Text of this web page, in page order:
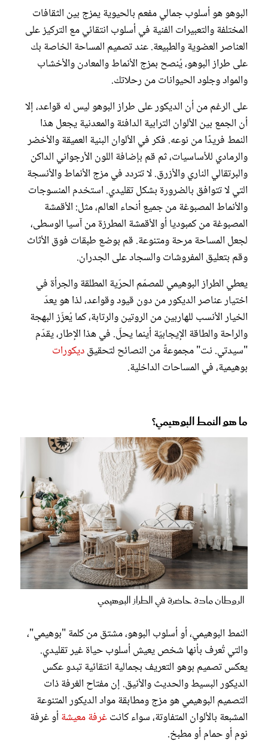
البوهو هو أسلوب جمالي مفعم بالحيوية يمزج بين الثقافات
المختلفة والتعبيرات الفنية في أسلوب انتقائي مع التركيز على
العناصر العضوية والطبيعة. عند تصميم المساحة الخاصة بك
على طراز البوهو، يُنصح بمزج الأنماط والمعادن والأخشاب
والمواد وجلود الحيوانات من رحلاتك.
على الرغم من أن الديكور على طراز البوهو ليس له قواعد، إلا
أن الجمع بين الألوان الترابية الدافئة والمعدنية يجعل هذا
النمط فريدًا من نوعه. فكر في الألوان البنية العميقة والأخضر
والرمادي للأساسيات، ثم قم بإضافة اللون الأرجواني الداكن
والبرتقالي الناري والأزرق. لا تتردد في مزج الأنماط والأنسجة
التي لا تتوافق بالضرورة بشكل تقليدي. استخدم المنسوجات
والأنماط المصبوغة من جميع أنحاء العالم، مثل: الأقمشة
المصبوغة من كمبوديا أو الأقمشة المطرزة من آسيا الوسطى،
لجعل المساحة مرحة ومتنوعة. قم بوضع طبقات فوق الأثاث
وقم بتعليق المفروشات والسجاد على الجدران.
يعطي الطراز البوهيمي للمصمّم الحرّية المطلقة والجرأة في
اختيار عناصر الديكور من دون قيود وقواعد، لذا هو يعدّ
الخيار الأنسب للهاربين من الروتين والرتابة، كما يُعزّز البهجة
والراحة والطاقة الإيجابيّة أينما يحلّ. في هذا الإطار، يقدّم
"سيدتي. نت" مجموعةً من النصائح لتحقيقديكورات
بوهيمية، في المساحات الداخلية.
ما هو النمط البوهيمي؟
الروطان مادة حاضرة في الطراز البوهيمي
النمط البوهيمي، أو أسلوب البوهو، مشتق من كلمة "بوهيمي"،
والتي تُعرف بأنها شخص يعيش أسلوب حياة غير تقليدي.
يعكس تصميم بوهو التعريف بجمالية انتقائية تبدو عكس
الديكور البسيط والحديث والأنيق. إن مفتاح الغرفة ذات
التصميم البوهيمي هو مزج ومطابقة مواد الديكور المتنوعة
المشبعة بالألوان المتفاوتة، سواء كانتغرفة معيشةأو غرفة
نوم أو حمام أو مطبخ.
غلاف رفمي